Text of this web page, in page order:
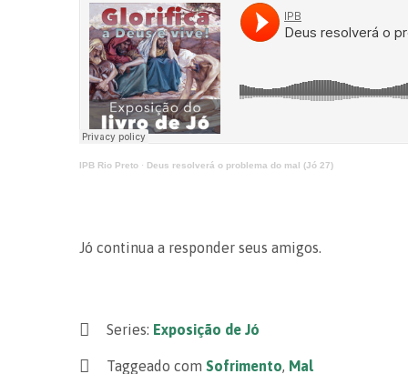
IPB Rio Preto · Deus resolverá o problema do mal (Jó 27)
Jó continua a responder seus amigos.
Series: Exposição de Jó
Taggeado com Sofrimento, Mal